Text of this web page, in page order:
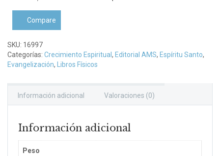
en
Espíritu
cantidad
Compare
SKU: 16997
Categorías: Crecimiento Espiritual , Editorial AMS, Espíritu Santo,
Evangelización, Libros Físicos
Información adicional Valoraciones (0)
Información adicional
Peso